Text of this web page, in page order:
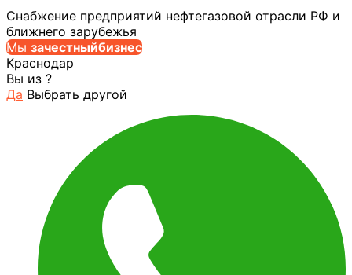
Снабжение предприятий нефтегазовой отрасли РФ и
ближнего зарубежья
Мы зачестныйбизнес
Краснодар
Вы из ?
Да Выбрать другой